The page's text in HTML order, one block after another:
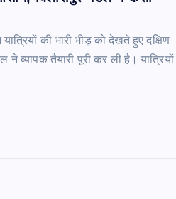
की भारी भीड़ को देखते हुए दक्षिण
व्यापक तैयारी पूरी कर ली है। यात्रियों